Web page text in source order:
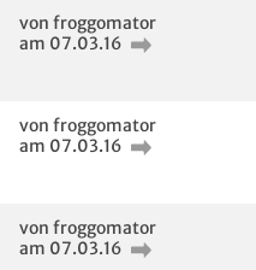
von froggomator
am 07.03.16
von froggomator
am 07.03.16
von froggomator
am 07.03.16